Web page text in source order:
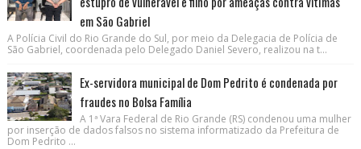
em São Gabriel
A Polícia Civil do Rio Grande do Sul, por meio da Delegacia de Polícia de
São Gabriel, coordenada pelo Delegado Daniel Severo, realizou na t...
Ex-servidora municipal de Dom Pedrito é condenada por
fraudes no Bolsa Família
A 1ª Vara Federal de Rio Grande (RS) condenou uma mulher
por inserção de dados falsos no sistema informatizado da Prefeitura de
Dom Pedrito ...